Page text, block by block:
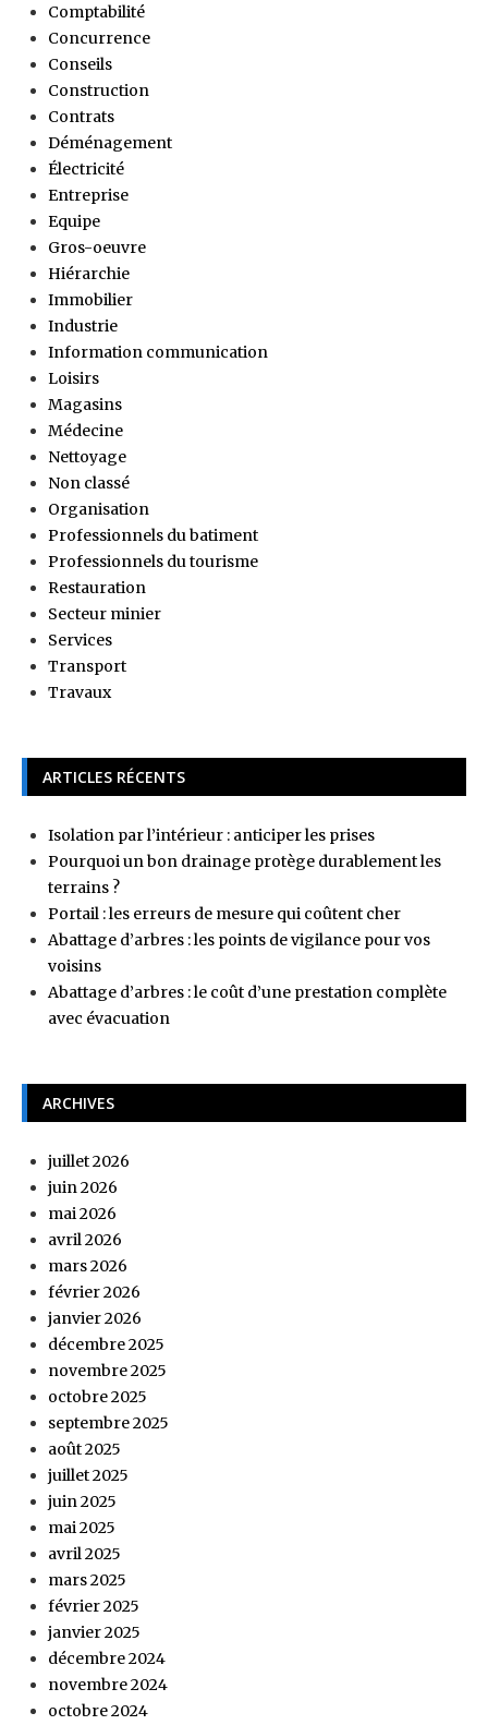
Comptabilité
Concurrence
Conseils
Construction
Contrats
Déménagement
Électricité
Entreprise
Equipe
Gros-oeuvre
Hiérarchie
Immobilier
Industrie
Information communication
Loisirs
Magasins
Médecine
Nettoyage
Non classé
Organisation
Professionnels du batiment
Professionnels du tourisme
Restauration
Secteur minier
Services
Transport
Travaux
ARTICLES RÉCENTS
Isolation par l’intérieur : anticiper les prises
Pourquoi un bon drainage protège durablement les
terrains ?
Portail : les erreurs de mesure qui coûtent cher
Abattage d’arbres : les points de vigilance pour vos
voisins
Abattage d’arbres : le coût d’une prestation complète
avec évacuation
ARCHIVES
juillet 2026
juin 2026
mai 2026
avril 2026
mars 2026
février 2026
janvier 2026
décembre 2025
novembre 2025
octobre 2025
septembre 2025
août 2025
juillet 2025
juin 2025
mai 2025
avril 2025
mars 2025
février 2025
janvier 2025
décembre 2024
novembre 2024
octobre 2024